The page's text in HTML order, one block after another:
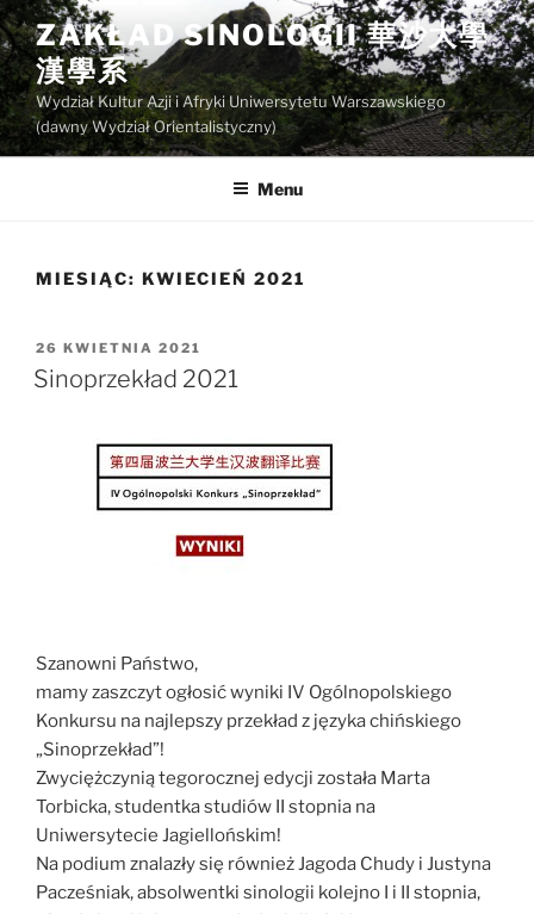
Przejdź
do
treści
ZAKŁAD SINOLOGII 華沙大學
漢學系
Wydział Kultur Azji i Afryki Uniwersytetu Warszawskiego
(dawny Wydział Orientalistyczny)
Menu
MIESIĄC: KWIECIEŃ 2021
OPUBLIKOWANE
W
26 KWIETNIA 2021
Sinoprzekład 2021
Szanowni Państwo,
mamy zaszczyt ogłosić wyniki IV Ogólnopolskiego
Konkursu na najlepszy przekład z języka chińskiego
„Sinoprzekład”!
Zwyciężczynią tegorocznej edycji została Marta
Torbicka, studentka studiów II stopnia na
Uniwersytecie Jagiellońskim!
Na podium znalazły się również Jagoda Chudy i Justyna
Pacześniak, absolwentki sinologii kolejno I i II stopnia,